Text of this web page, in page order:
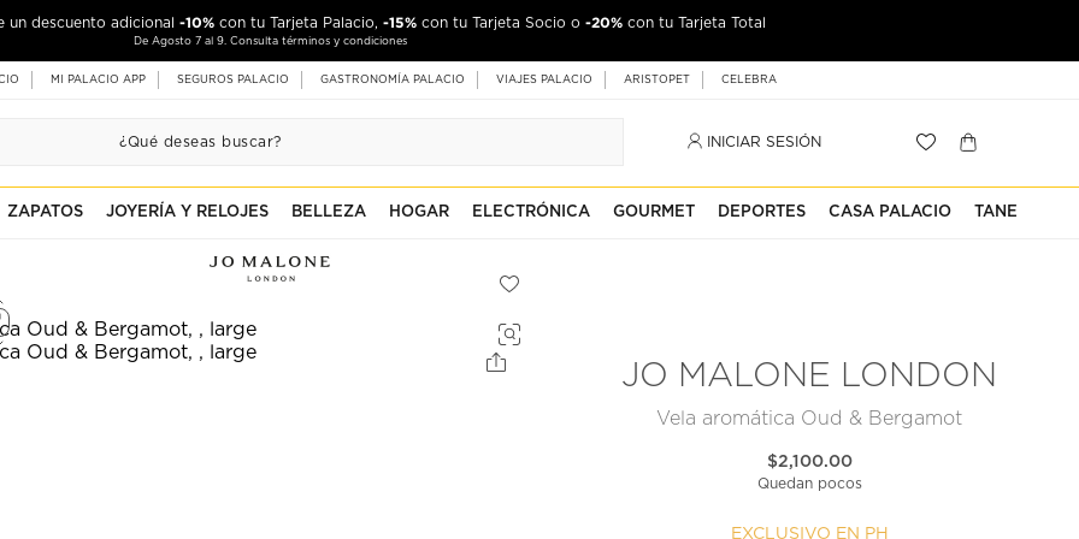
un descuento adicional -10% con tu Tarjeta Palacio, -15% con tu Tarjeta Socio o -20% con tu Tarjeta Total
De Agosto 7 al 9. Consulta términos y condiciones
MI PALACIO APP SEGUROS PALACIO GASTRONOMÍA PALACIO VIAJES PALACIO ARISTOPET CELEBRA
INICIAR SESIÓN
ZAPATOS JOYERÍA Y RELOJES BELLEZA HOGAR ELECTRÓNICA GOURMET DEPORTES CASA PALACIO TANE
JO MALONE LONDON
Vela aromática Oud & Bergamot
$2,100.00
Quedan pocos
EXCLUSIVO EN PH